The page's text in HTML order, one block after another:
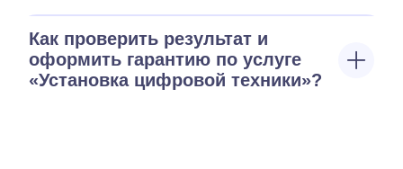
Как проверить результат и
оформить гарантию по услуге
«Установка цифровой техники»?